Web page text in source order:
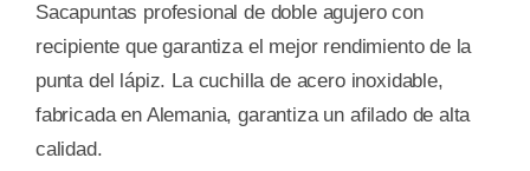
Sacapuntas profesional de doble agujero con
recipiente que garantiza el mejor rendimiento de la
punta del lápiz. La cuchilla de acero inoxidable,
fabricada en Alemania, garantiza un afilado de alta
calidad.